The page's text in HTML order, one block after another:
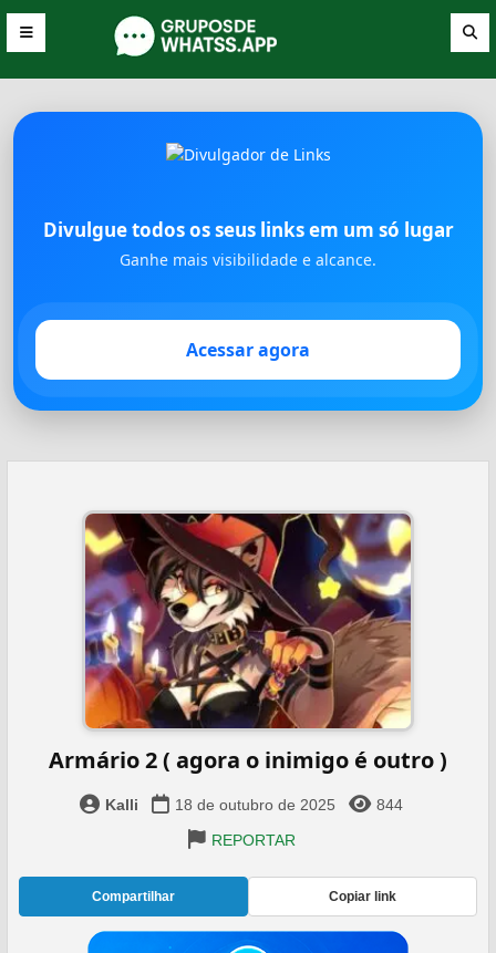
Divulgue todos os seus links em um só lugar
Ganhe mais visibilidade e alcance.
Acessar agora
Armário 2 ( agora o inimigo é outro )
Kalli 18 de outubro de 2025
844
REPORTAR
Compartilhar Copiar link